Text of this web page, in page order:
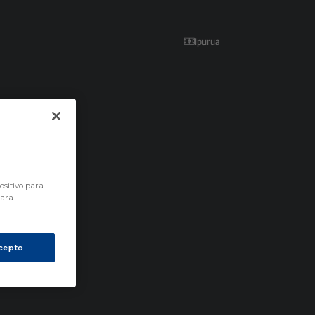
Ipurua
para